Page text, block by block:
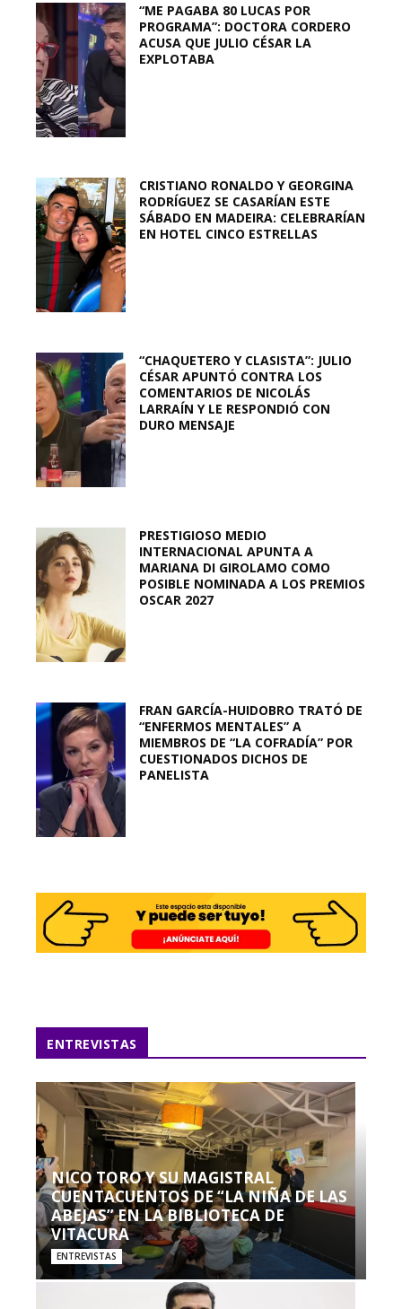
“ME PAGABA 80 LUCAS POR
PROGRAMA”: DOCTORA CORDERO
ACUSA QUE JULIO CÉSAR LA
EXPLOTABA
CRISTIANO RONALDO Y GEORGINA
RODRÍGUEZ SE CASARÍAN ESTE
SÁBADO EN MADEIRA: CELEBRARÍAN
EN HOTEL CINCO ESTRELLAS
“CHAQUETERO Y CLASISTA”: JULIO
CÉSAR APUNTÓ CONTRA LOS
COMENTARIOS DE NICOLÁS
LARRAÍN Y LE RESPONDIÓ CON
DURO MENSAJE
PRESTIGIOSO MEDIO
INTERNACIONAL APUNTA A
MARIANA DI GIROLAMO COMO
POSIBLE NOMINADA A LOS PREMIOS
OSCAR 2027
FRAN GARCÍA-HUIDOBRO TRATÓ DE
“ENFERMOS MENTALES” A
MIEMBROS DE “LA COFRADÍA” POR
CUESTIONADOS DICHOS DE
PANELISTA
ENTREVISTAS
NICO TORO Y SU MAGISTRAL
CUENTACUENTOS DE “LA NIÑA DE LAS
ABEJAS” EN LA BIBLIOTECA DE
VITACURA
ENTREVISTAS